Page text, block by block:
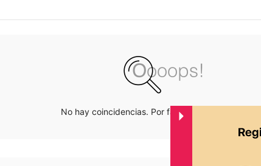
No hay coincidencias. Por favor inténtalo de nuevo.